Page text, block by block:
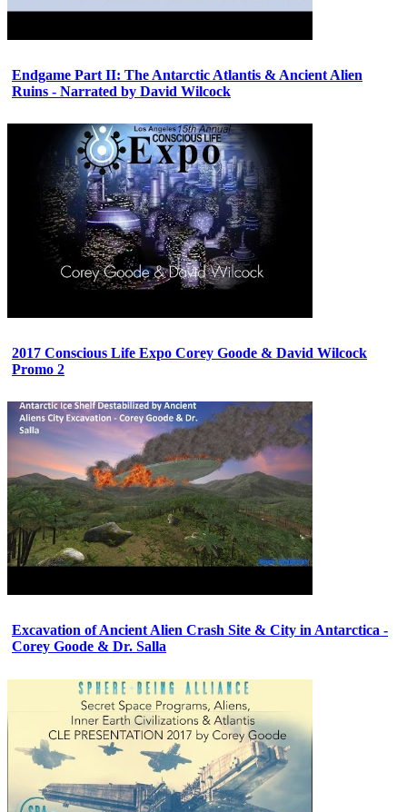
Endgame Part II: The Antarctic Atlantis & Ancient Alien
Ruins - Narrated by David Wilcock
2017 Conscious Life Expo Corey Goode & David Wilcock
Promo 2
Excavation of Ancient Alien Crash Site & City in Antarctica -
Corey Goode & Dr. Salla